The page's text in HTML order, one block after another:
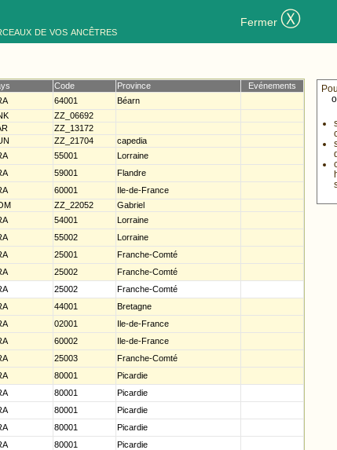
de vos ancêtres
Fermer Ⓧ
Code Province
Evénements
64001
Béarn
ZZ_06692
ZZ_13172
ZZ_21704
capedia
55001
Lorraine
59001
Flandre
60001
Ile-de-France
ZZ_22052
Gabriel
54001
Lorraine
55002
Lorraine
25001
Franche-Comté
25002
Franche-Comté
25002
Franche-Comté
44001
Bretagne
02001
Ile-de-France
60002
Ile-de-France
25003
Franche-Comté
80001
Picardie
80001
Picardie
80001
Picardie
80001
Picardie
80001
Picardie